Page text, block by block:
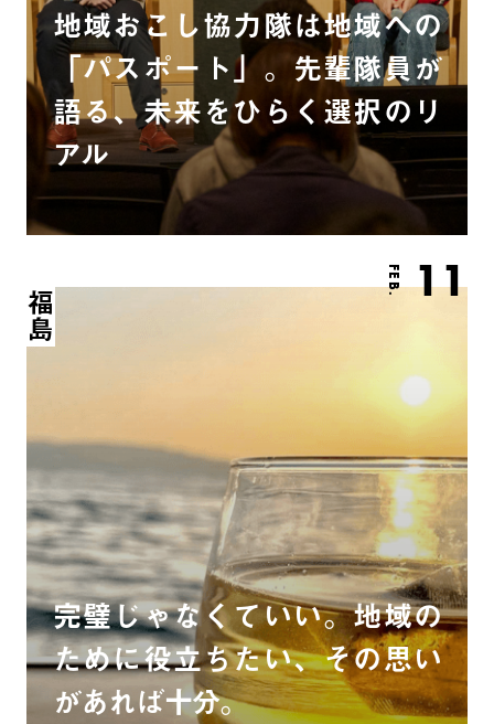
地域おこし協力隊は地域への
「パスポート」。先輩隊員が
語る、未来をひらく選択のリ
アル
FEB. 11
福島
完璧じゃなくていい。地域の
ために役立ちたい、その思い
があれば十分。